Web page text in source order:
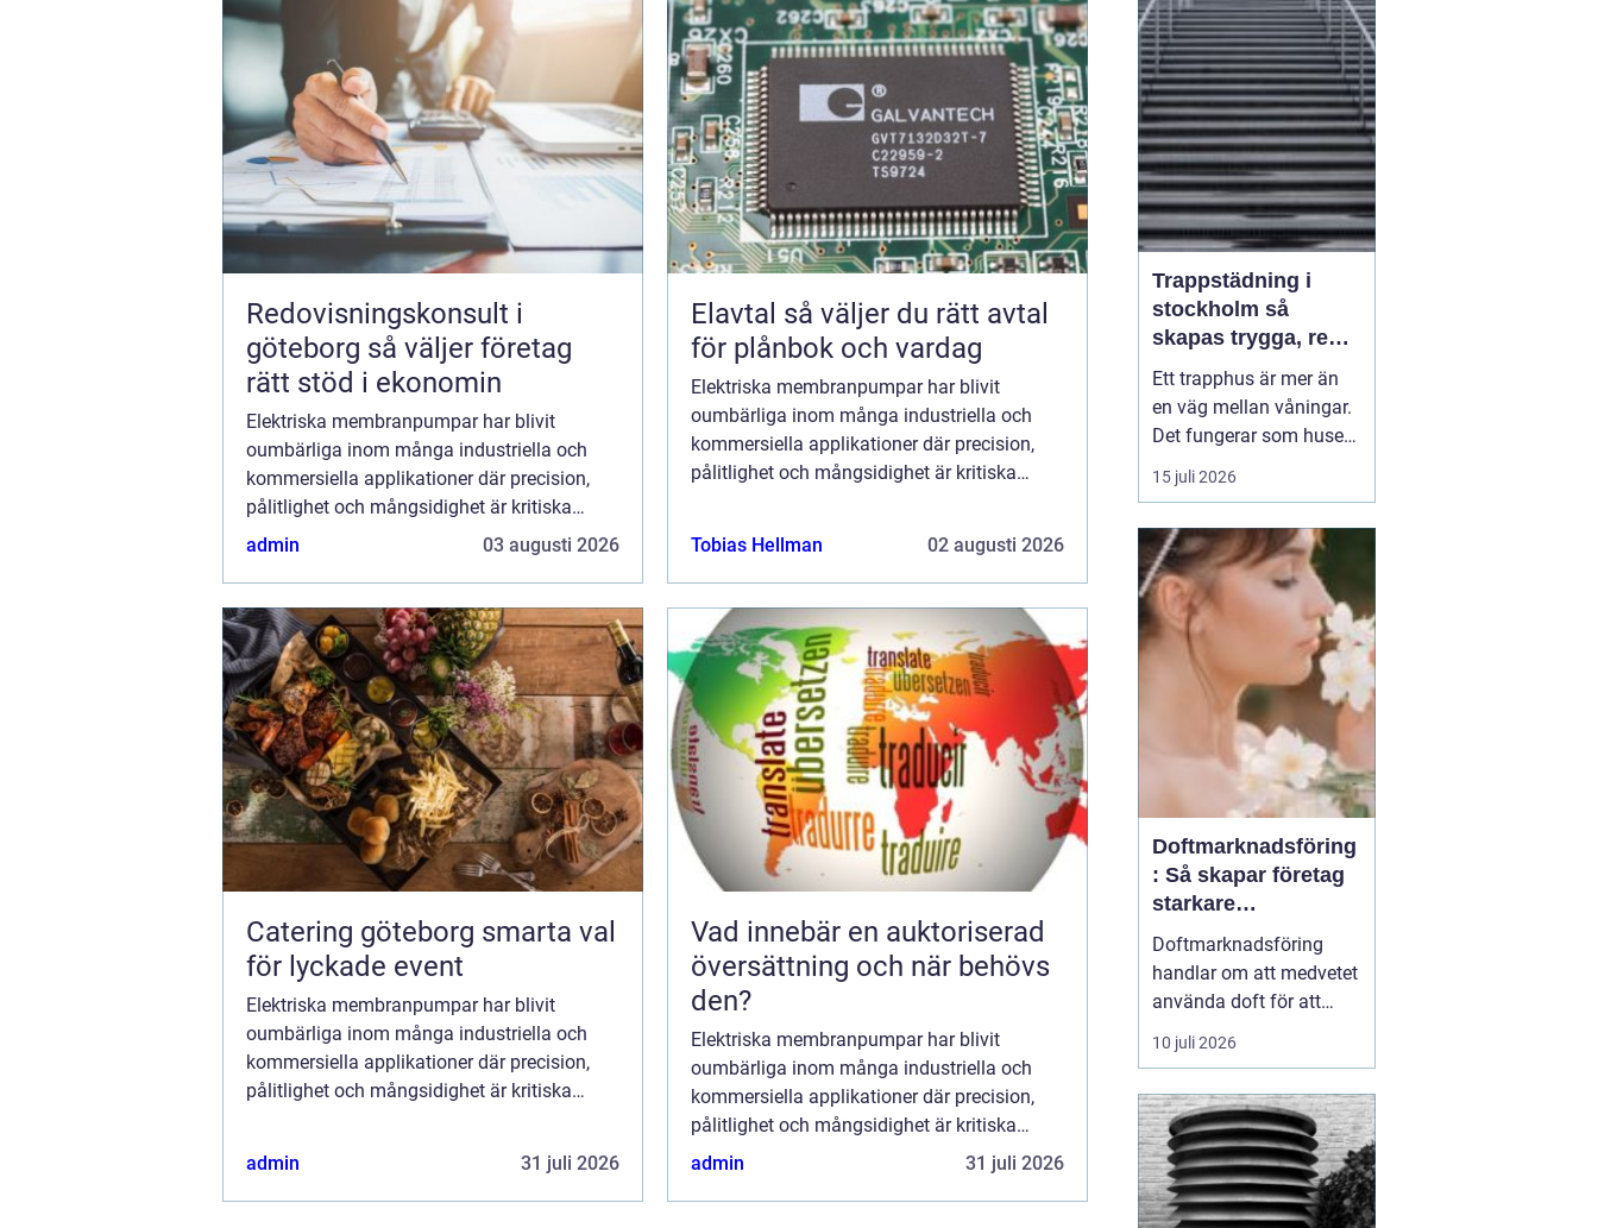
Redovisningskonsult i
göteborg så väljer företag
rätt stöd i ekonomin
Elektriska membranpumpar har blivit
oumbärliga inom många industriella och
kommersiella applikationer där precision,
pålitlighet och mångsidighet är kritiska
faktorer. Dessa pumpar, kända för sin
admin 03 augusti 2026
Elavtal så väljer du rätt avtal
för plånbok och vardag
Elektriska membranpumpar har blivit
oumbärliga inom många industriella och
kommersiella applikationer där precision,
pålitlighet och mångsidighet är kritiska
Tobias Hellman 02 augusti 2026
Catering göteborg smarta val
för lyckade event
Elektriska membranpumpar har blivit
oumbärliga inom många industriella och
kommersiella applikationer där precision,
pålitlighet och mångsidighet är kritiska
admin 31 juli 2026
Vad innebär en auktoriserad
översättning och när behövs
den?
Elektriska membranpumpar har blivit
oumbärliga inom många industriella och
kommersiella applikationer där precision,
pålitlighet och mångsidighet är kritiska
faktorer. Dessa pumpar, kända för sin
admin 31 juli 2026
bra konstruktion på
pappersnivå. Ställen
måste kontrolleras
regelbundet och skador
tas på allvar...
Trappstädning i
stockholm så
skapas trygga, rena
och hållbara
trapphus
Ett trapphus är mer än
en väg mellan våningar.
Det fungerar som husets
första intryck,
mötesplats och ibland
golv, räcken och entréer
är rena känner sig både
boende och besökare
mer välkomna och
fastigheten behåller sin
stand...
15 juli 2026
Doftmarknadsföring
: Så skapar företag
starkare
kundupplevelser
Doftmarknadsföring
handlar om att medvetet
använda doft för att
påverka känslor,
beteenden och
miljö. Företag inom
handel, hotell, kontor och
offentlig service
använder i dag doft som
10 juli 2026